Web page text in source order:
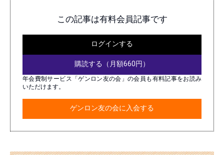
この記事は有料会員記事です
ログインする
購読する（月額660円）
年会費制サービス「ゲンロン友の会」の会員も有料記事をお読み
いただけます。
ゲンロン友の会に入会する